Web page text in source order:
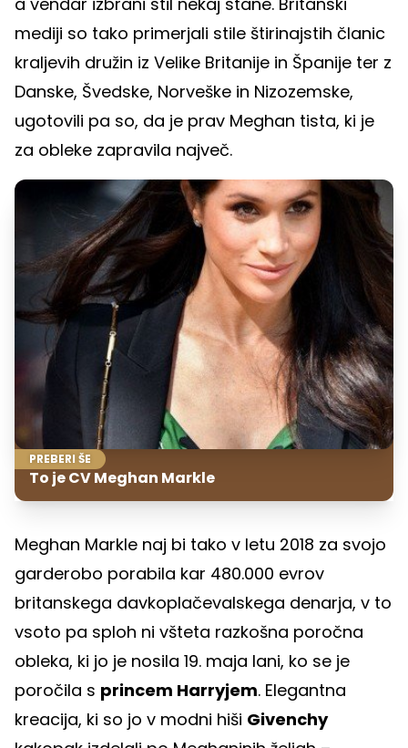
mediji so tako primerjali stile štirinajstih članic
kraljevih družin iz Velike Britanije in Španije ter z
Danske, Švedske, Norveške in Nizozemske,
ugotovili pa so, da je prav Meghan tista, ki je
za obleke zapravila največ.
PREBERI ŠE
To je CV Meghan Markle
Meghan Markle naj bi tako v letu 2018 za svojo
garderobo porabila kar 480.000 evrov
britanskega davkoplačevalskega denarja, v to
vsoto pa sploh ni všteta razkošna poročna
obleka, ki jo je nosila 19. maja lani, ko se je
poročila s princem Harryjem. Elegantna
kreacija, ki so jo v modni hiši Givenchy